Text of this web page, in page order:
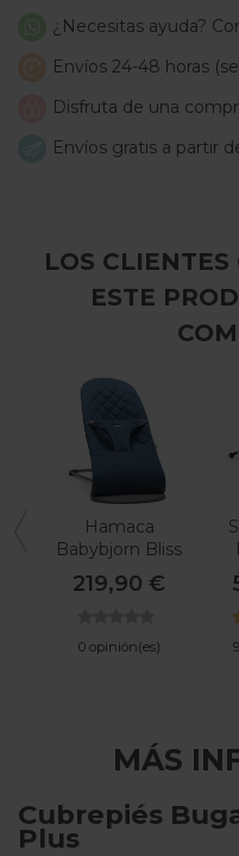
¿Necesitas ayuda?
Envíos 24-48 horas
Disfruta de una
Envíos gratis a partir
LOS
ESTE
Hamaca
Babybjorn Bliss
Algodón
219,90 €
0 opinión(es)
MÁS
Cubrepiés
Plus